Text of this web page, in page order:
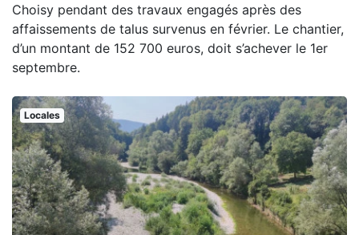
Choisy pendant des travaux engagés après des
affaissements de talus survenus en février. Le chantier,
d’un montant de 152 700 euros, doit s’achever le 1er
septembre.
Locales